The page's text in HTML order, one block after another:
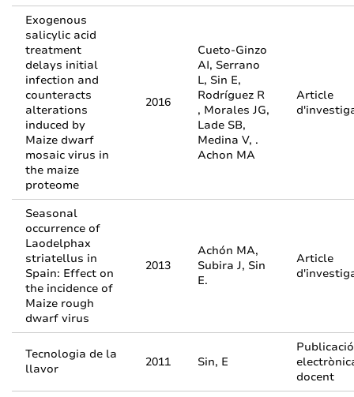
Exogenous
salicylic acid
treatment
delays initial
infection and
counteracts
alterations
induced by
Maize dwarf
mosaic virus in
the maize
proteome
2016
Cueto-Ginzo
AI, Serrano
L, Sin E,
Rodríguez R
, Morales JG,
Lade SB,
Medina V, .
Achon MA
Article
Seasonal
occurrence of
Laodelphax
striatellus in
Spain: Effect on
the incidence of
Maize rough
dwarf virus
2013
Achón MA,
Subira J, Sin
E.
Article
Tecnologia de la
llavor
2011 Sin, E
Publicació
docent